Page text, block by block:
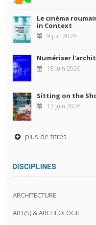
Le cinéma
in Context
9 juil. 2026
Numériser
18 juin 2026
Sitting on the
12 juin 2026
plus de titres
DISCIPLINES
ARCHITECTURE
ART(S) & ARCHÉOLOGIE